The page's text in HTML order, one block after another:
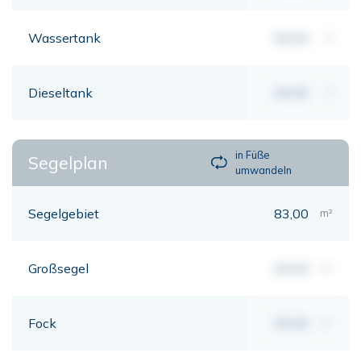
Wassertank
Dieseltank
Segelplan
in Füße
umwandeln
Segelgebiet 83,00 m²
Großsegel
Fock